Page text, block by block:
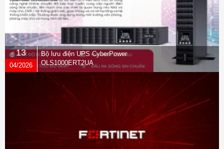
13
04/2026
Bộ lưu điện UPS CyberPower
OLS1000ERT2UA